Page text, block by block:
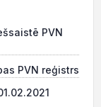
PVN
PVN reģistrs